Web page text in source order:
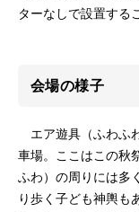
ターなしで設置する
会場の様子
エア遊具（ふわふ
車場。ここはこの秋
ふわ）の周りには多
り歩く子ども神輿も